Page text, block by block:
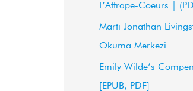
:
L’Attrape-Coeurs |
Martı Jonathan
Okuma Merkezi
Emily Wilde’s
[EPUB, PDF]